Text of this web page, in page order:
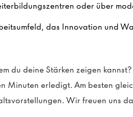
oder über
das Innovation und
du deine Stärken zeigen
Minuten erledigt. Am besten
Wir freuen uns